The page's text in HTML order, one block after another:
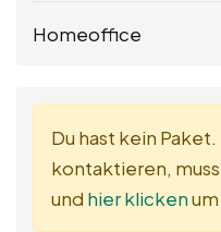
Homeoffice
Du hast kein
kontaktieren,
und hier klicken